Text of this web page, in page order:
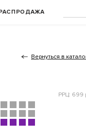
Вернуться в
РРЦ: 699